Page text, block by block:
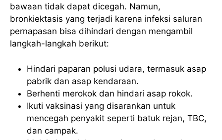
bawaan tidak dapat dicegah. Namun,
bronkiektasis yang terjadi karena infeksi saluran
pernapasan bisa dihindari dengan mengambil
langkah-langkah berikut:
Hindari paparan polusi udara, termasuk asap
pabrik dan asap kendaraan.
Berhenti merokok dan hindari asap rokok.
Ikuti vaksinasi yang disarankan untuk
mencegah penyakit seperti batuk rejan, TBC,
dan campak.